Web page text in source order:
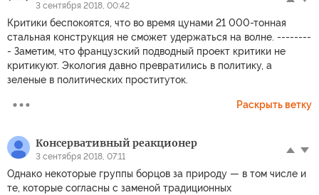
3 сентября 2018, 00:42
Критики беспокоятся, что во время цунами 21 000-тонная
стальная конструкция не сможет удержаться на волне. --------
- Заметим, что французский подводный проект критики не
критикуют. Экология давно превратились в политику, а
зеленые в политических проституток.
Раскрыть ветку
Консервативный реакционер
3 сентября 2018, 07:11
Однако некоторые группы борцов за природу — в том числе и
те, которые согласны с заменой традиционных